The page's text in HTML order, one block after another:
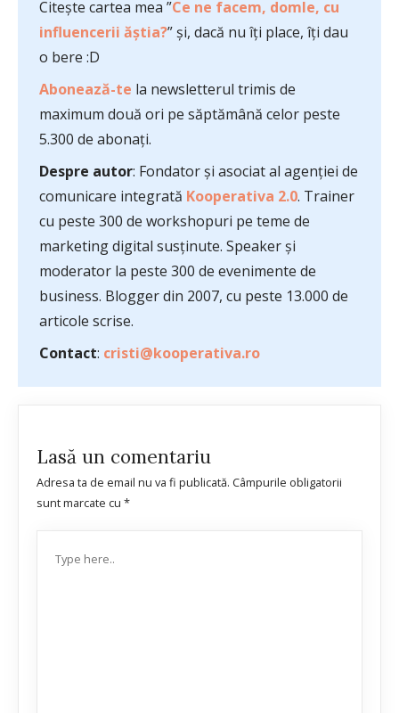
Citește cartea mea ”Ce ne facem, domle, cu
influencerii ăștia?” și, dacă nu îți place, îți dau
o bere :D
Abonează-te la newsletterul trimis de
maximum două ori pe săptămână celor peste
5.300 de abonați.
Despre autor: Fondator și asociat al agenției de
comunicare integrată Kooperativa 2.0. Trainer
cu peste 300 de workshopuri pe teme de
marketing digital susținute. Speaker și
moderator la peste 300 de evenimente de
business. Blogger din 2007, cu peste 13.000 de
articole scrise.
Contact: cristi@kooperativa.ro
Lasă un comentariu
Adresa ta de email nu va fi publicată. Câmpurile obligatorii
sunt marcate cu *